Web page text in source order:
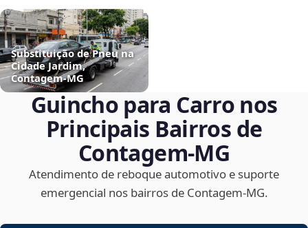
Substituição de Pneu na
Cidade Jardim,
Contagem‑MG
Guincho para Carro nos
Principais Bairros de
Contagem‑MG
Atendimento de reboque automotivo e suporte
emergencial nos bairros de Contagem‑MG.